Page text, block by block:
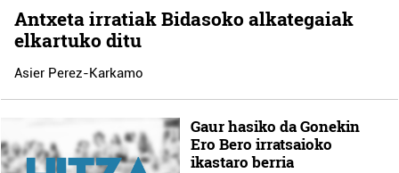
Antxeta irratiak Bidasoko alkategaiak
elkartuko ditu
Asier Perez-Karkamo
Gaur hasiko da Gonekin
Ero Bero irratsaioko
ikastaro berria